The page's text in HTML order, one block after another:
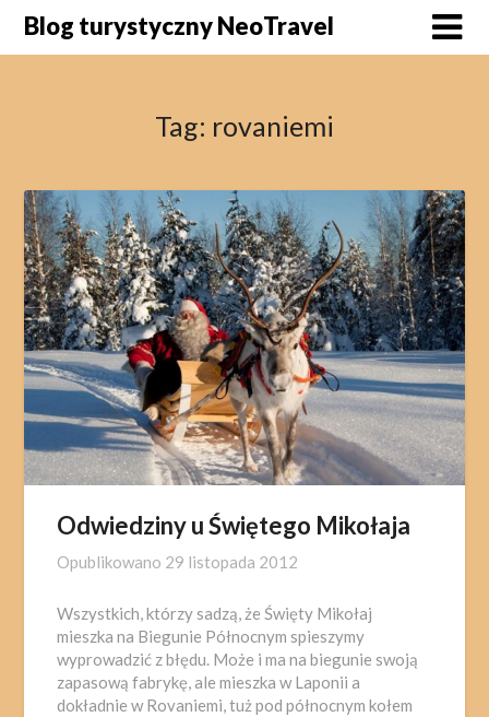
SkipBlog turystyczny NeoTravel
Tag: rovaniemi
Odwiedziny u Świętego Mikołaja
Opublikowano 29 listopada 2012
Wszystkich, którzy sadzą, że Święty Mikołaj
mieszka na Biegunie Północnym spieszymy
wyprowadzić z błędu. Może i ma na biegunie swoją
zapasową fabrykę, ale mieszka w Laponii a
dokładnie w Rovaniemi, tuż pod północnym kołem